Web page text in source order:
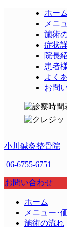
ホーム
メニ
施術
症状
院長
患者
よく
お問
小川鍼灸整骨院
06-6755-6751
お問い合わせ
ホーム
メニュー･
施術の流れ